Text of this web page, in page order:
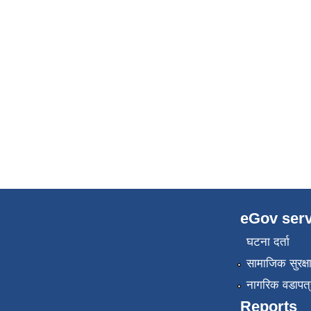
eGov
घटना दर्ता
सामाजिक सुरक्षा
नागरिक
Reports